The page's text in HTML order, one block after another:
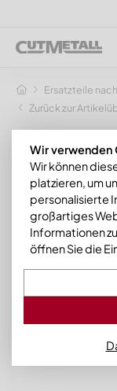
Ersatzteile
Zurück zur
Wir verwenden
Wir können
platzieren, um
personalisierte
großartiges
Informationen
öffnen Sie die